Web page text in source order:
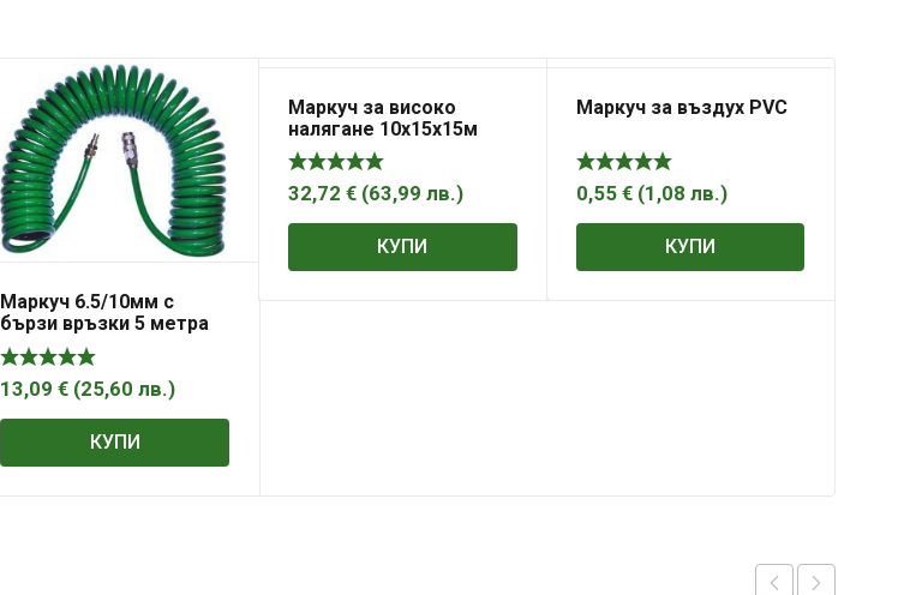
Маркуч 6.5/10мм с
бързи връзки 5 метра
8601-605
13,09€ (25,60лв.)
КУПИ
Маркуч за високо
налягане 10х15х15м
32,72€ (63,99лв.)
КУПИ
Маркуч за въздух PVC
0,55 € (1,08 лв.)
КУПИ